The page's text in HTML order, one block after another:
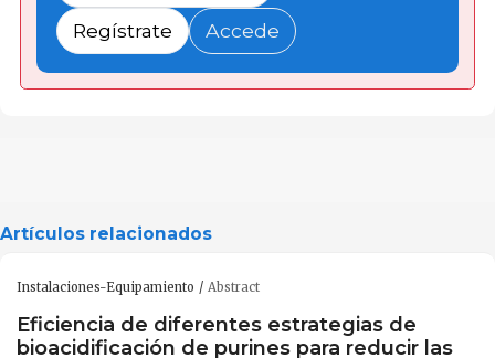
Regístrate Accede
Artículos relacionados
Instalaciones-Equipamiento Abstract
Eficiencia de diferentes estrategias de
bioacidificación de purines para reducir las